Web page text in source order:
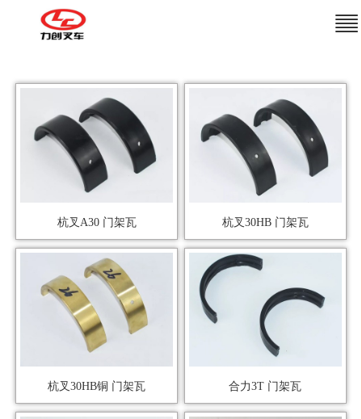
杭叉A30 门架瓦 杭叉30HB 门架瓦
杭叉30HB铜 门架瓦 合力3T 门架瓦